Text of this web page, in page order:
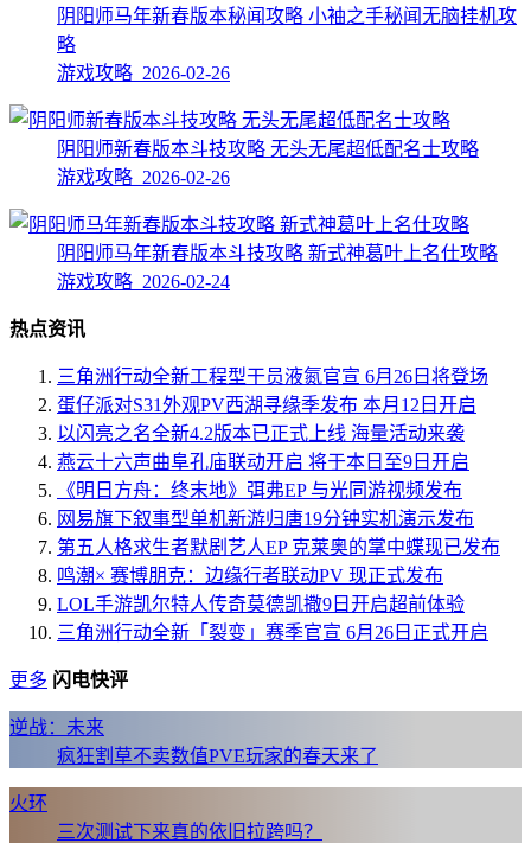
阴阳师马年新春版本秘闻攻略 小袖之手秘闻无脑挂机攻
略
游戏攻略 2026-02-26
阴阳师新春版本斗技攻略 无头无尾超低配名士攻略
游戏攻略 2026-02-26
阴阳师马年新春版本斗技攻略 新式神葛叶上名仕攻略
游戏攻略 2026-02-24
热点资讯
三角洲行动全新工程型干员液氮官宣 6月26日将登场
蛋仔派对S31外观PV西湖寻缘季发布 本月12日开启
以闪亮之名全新4.2版本已正式上线 海量活动来袭
燕云十六声曲阜孔庙联动开启 将于本日至9日开启
《明日方舟：终末地》弭弗EP 与光同游视频发布
网易旗下叙事型单机新游归唐19分钟实机演示发布
第五人格求生者默剧艺人EP 克莱奥的掌中蝶现已发布
鸣潮× 赛博朋克：边缘行者联动PV 现正式发布
LOL手游凯尔特人传奇莫德凯撒9日开启超前体验
三角洲行动全新「裂变」赛季官宣 6月26日正式开启
更多 闪电快评
逆战：未来
疯狂割草不卖数值PVE玩家的春天来了
火环
三次测试下来真的依旧拉跨吗？